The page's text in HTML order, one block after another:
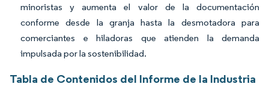
minoristas y aumenta el valor de la documentación
conforme desde la granja hasta la desmotadora para
comerciantes e hiladoras que atienden la demanda
impulsada por la sostenibilidad.
Tabla de Contenidos del Informe de la Industria